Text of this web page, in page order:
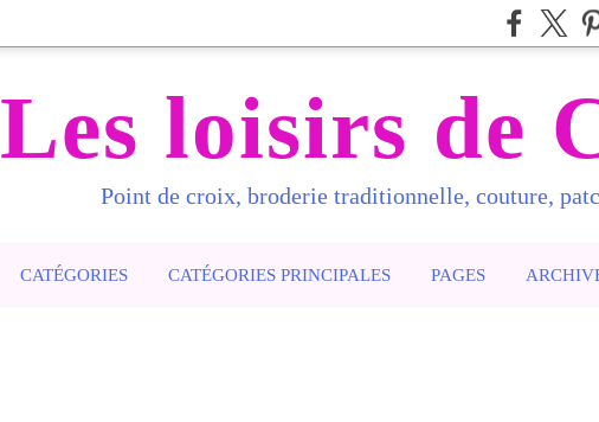
Les loisirs de
Point de croix, broderie traditionnelle, couture,
CATÉGORIES CATÉGORIES PRINCIPALES PAGES